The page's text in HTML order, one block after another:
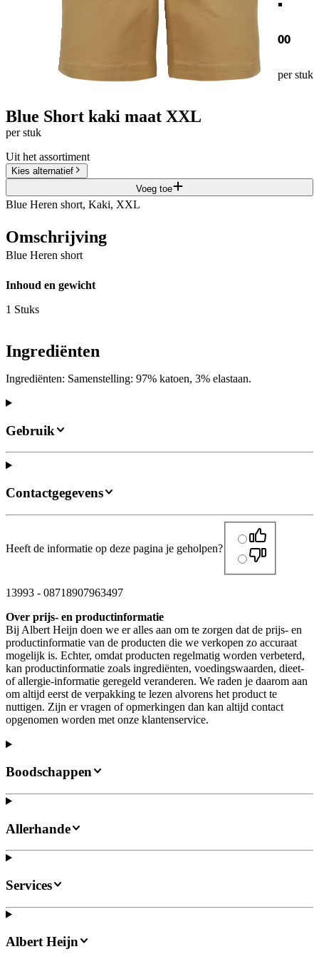
00
per stuk
Blue Short kaki maat XXL
per stuk
Uit het assortiment
Kies alternatief
Voeg toe
Blue Heren short, Kaki, XXL
Omschrijving
Blue Heren short
Inhoud en gewicht
1 Stuks
Ingrediënten
Ingrediënten: Samenstelling: 97% katoen, 3% elastaan.
Gebruik
Contactgegevens
Heeft de informatie op deze pagina je geholpen?
13993 - 08718907963497
Over prijs- en productinformatie
Bij Albert Heijn doen we er alles aan om te zorgen dat de prijs- en
productinformatie van de producten die we verkopen zo accuraat
mogelijk is. Echter, omdat producten regelmatig worden verbeterd,
kan productinformatie zoals ingrediënten, voedingswaarden, dieet-
of allergie-informatie geregeld veranderen. We raden je daarom aan
om altijd eerst de verpakking te lezen alvorens het product te
nuttigen. Zijn er vragen of opmerkingen dan kan altijd contact
opgenomen worden met onze klantenservice.
Boodschappen
Allerhande
Services
Albert Heijn